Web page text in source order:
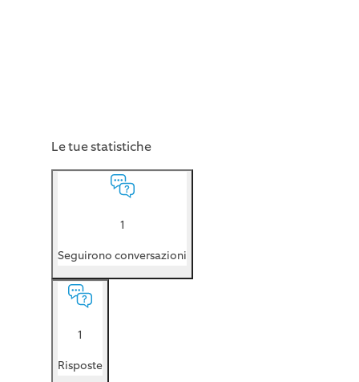
Le tue statistiche
1
Seguirono conversazioni
1
Risposte